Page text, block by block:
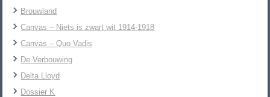
Brouwland
Canvas – Niets is zwart wit 1914-1918
Canvas – Quo Vadis
De Verbouwing
Delta Lloyd
Dossier K